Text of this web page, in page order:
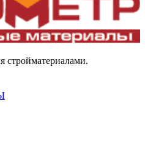
стройматериалами.